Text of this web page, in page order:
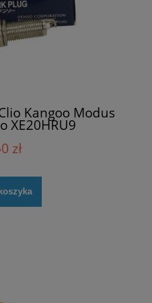
Kangoo Modus
XE20HRU9
zł